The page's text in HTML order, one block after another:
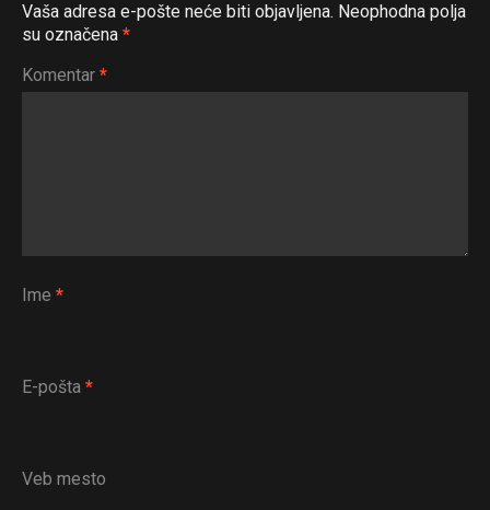
Vaša adresa e-pošte neće biti objavljena. Neophodna polja
su označena *
Komentar *
Ime *
E-pošta *
Veb mesto